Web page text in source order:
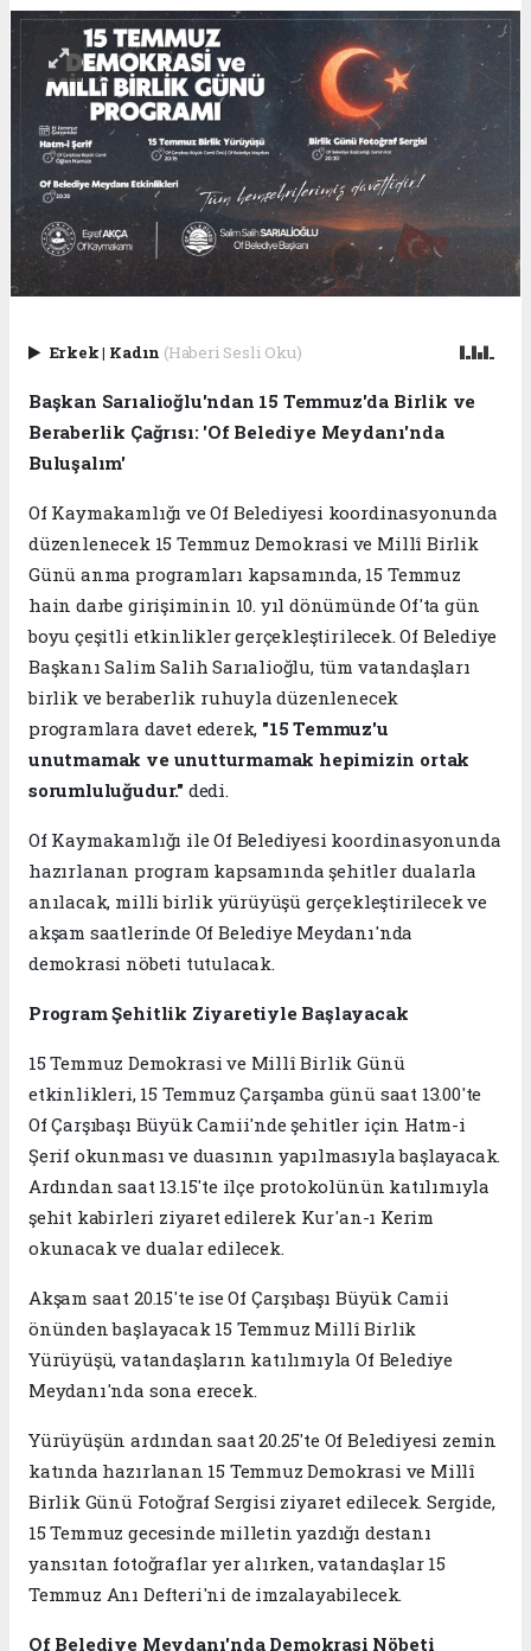
Erkek| Kadın (Haberi Sesli Oku)
Başkan Sarıalioğlu'ndan 15 Temmuz'da Birlik ve
Beraberlik Çağrısı: 'Of Belediye Meydanı'nda
Buluşalım'
Of Kaymakamlığı ve Of Belediyesi koordinasyonunda
düzenlenecek 15 Temmuz Demokrasi ve Millî Birlik
Günü anma programları kapsamında, 15 Temmuz
hain darbe girişiminin 10. yıl dönümünde Of'ta gün
boyu çeşitli etkinlikler gerçekleştirilecek. Of Belediye
Başkanı Salim Salih Sarıalioğlu, tüm vatandaşları
birlik ve beraberlik ruhuyla düzenlenecek
programlara davet ederek, "15 Temmuz'u
unutmamak ve unutturmamak hepimizin ortak
sorumluluğudur." dedi.
Of Kaymakamlığı ile Of Belediyesi koordinasyonunda
hazırlanan program kapsamında şehitler dualarla
anılacak, milli birlik yürüyüşü gerçekleştirilecek ve
akşam saatlerinde Of Belediye Meydanı'nda
demokrasi nöbeti tutulacak.
Program Şehitlik Ziyaretiyle Başlayacak
15 Temmuz Demokrasi ve Millî Birlik Günü
etkinlikleri, 15 Temmuz Çarşamba günü saat 13.00'te
Of Çarşıbaşı Büyük Camii'nde şehitler için Hatm-i
Şerif okunması ve duasının yapılmasıyla başlayacak.
Ardından saat 13.15'te ilçe protokolünün katılımıyla
şehit kabirleri ziyaret edilerek Kur'an-ı Kerim
okunacak ve dualar edilecek.
Akşam saat 20.15'te ise Of Çarşıbaşı Büyük Camii
önünden başlayacak 15 Temmuz Millî Birlik
Yürüyüşü, vatandaşların katılımıyla Of Belediye
Meydanı'nda sona erecek.
Yürüyüşün ardından saat 20.25'te Of Belediyesi zemin
katında hazırlanan 15 Temmuz Demokrasi ve Millî
Birlik Günü Fotoğraf Sergisi ziyaret edilecek. Sergide,
15 Temmuz gecesinde milletin yazdığı destanı
yansıtan fotoğraflar yer alırken, vatandaşlar 15
Temmuz Anı Defteri'ni de imzalayabilecek.
Of Belediye Meydanı'nda Demokrasi Nöbeti